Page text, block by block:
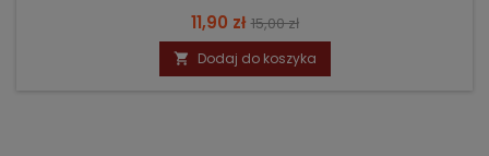
Cena
11,90 zł Cena
podstawowa
15,00 zł
 Dodaj do koszyka